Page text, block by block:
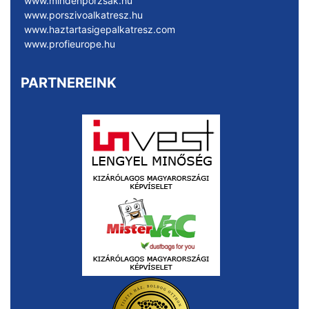
www.porszivoalkatresz.hu
www.haztartasigepalkatresz.com
www.profieurope.hu
PARTNEREINK